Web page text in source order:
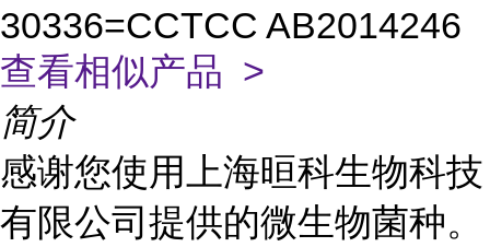
30336=CCTCC AB2014246
查看相似产品 >
简介
感谢您使用上海晅科生物科技
有限公司提供的微生物菌种。